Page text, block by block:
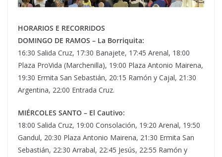
HORARIOS E RECORRIDOS
DOMINGO DE RAMOS – La Borriquita:
16:30 Salida Cruz, 17:30 Banajete, 17:45 Arenal, 18:00
Plaza ProVida (Marchenilla), 19:00 Plaza Antonio Mairena,
19:30 Ermita San Sebastián, 20:15 Ramón y Cajal, 21:30
Argentina, 22:00 Entrada Cruz.
MIÉRCOLES SANTO – El Cautivo:
18:00 Salida Cruz, 19:00 Consolación, 19:20 Arenal, 19:50
Gandul, 20:30 Plaza Antonio Mairena, 21:30 Ermita San
Sebastián, 22:30 Arrabal, 22:45 Jesús, 22:55 Ramón y